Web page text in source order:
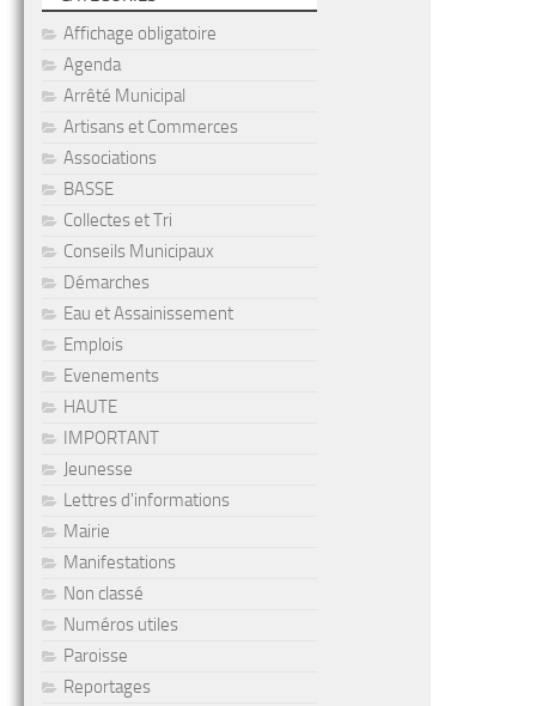
Affichage obligatoire
Agenda
Arrêté Municipal
Artisans et Commerces
Associations
BASSE
Collectes et Tri
Conseils Municipaux
Démarches
Eau et Assainissement
Emplois
Evenements
HAUTE
IMPORTANT
Jeunesse
Lettres d'informations
Mairie
Manifestations
Non classé
Numéros utiles
Paroisse
Reportages